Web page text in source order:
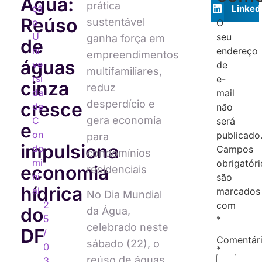
Reúso
de
águas
cinza
cresce
e
impulsiona
economia
hídrica
do
DF
çã
o
U
ni
ve
rsi
da
de
C
on
do
mi
ni
al
2
5
/
0
prática
sustentável
ganha força em
empreendimentos
multifamiliares,
reduz
desperdício e
gera economia
para
condomínios
residenciais
No Dia Mundial
da Água,
celebrado neste
sábado (22), o
O
seu
endereço
de
e-
mail
não
será
Campos
são
marcados
com
*
*